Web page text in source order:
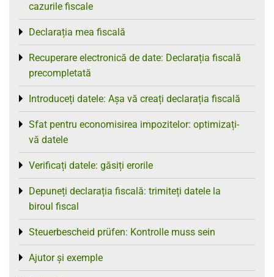
cazurile fiscale
Declarația mea fiscală
Toggle menu
Recuperare electronică de date: Declarația fiscală
precompletată
Toggle menu
Introduceți datele: Așa vă creați declarația fiscală
Toggle menu
Sfat pentru economisirea impozitelor: optimizați-
vă datele
Toggle menu
Verificați datele: găsiți erorile
Toggle menu
Depuneți declarația fiscală: trimiteți datele la
biroul fiscal
Toggle menu
Steuerbescheid prüfen: Kontrolle muss sein
Toggle menu
Ajutor și exemple
Toggle menu